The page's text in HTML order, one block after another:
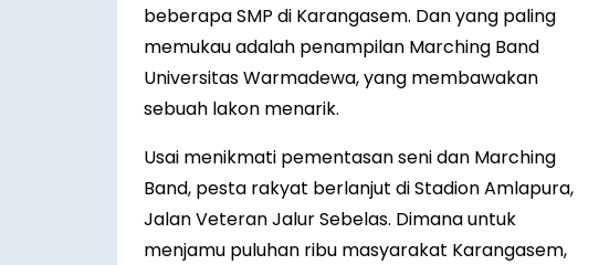
beberapa SMP di Karangasem. Dan yang paling
memukau adalah penampilan Marching Band
Universitas Warmadewa, yang membawakan
sebuah lakon menarik.
Usai menikmati pementasan seni dan Marching
Band, pesta rakyat berlanjut di Stadion Amlapura,
Jalan Veteran Jalur Sebelas. Dimana untuk
menjamu puluhan ribu masyarakat Karangasem,